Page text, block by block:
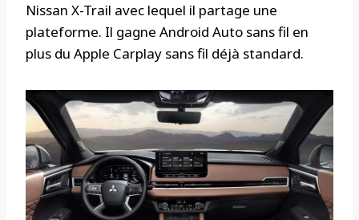
Nissan X-Trail avec lequel il partage une
plateforme. Il gagne Android Auto sans fil en
plus du Apple Carplay sans fil déjà standard.